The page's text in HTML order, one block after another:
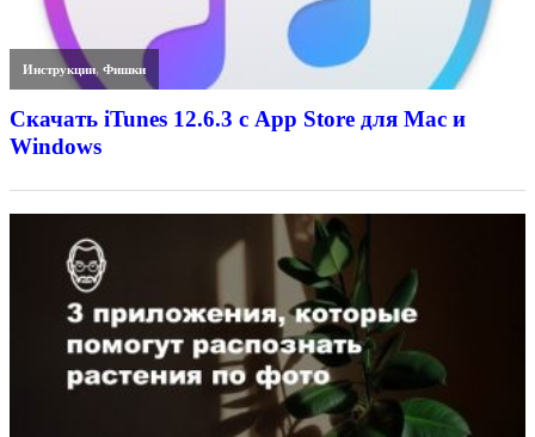
Инструкции,Фишки
Скачать iTunes 12.6.3 с App Store для Mac и
Windows